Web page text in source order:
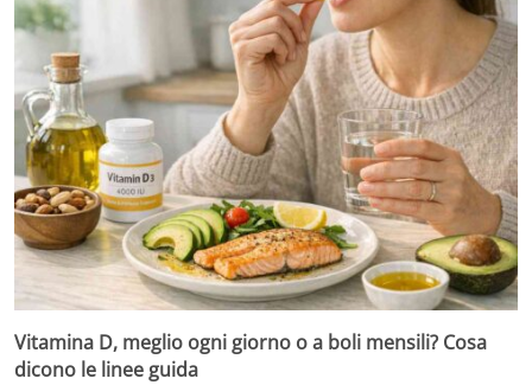
Vitamina D, meglio ogni giorno o a boli mensili? Cosa
dicono le linee guida